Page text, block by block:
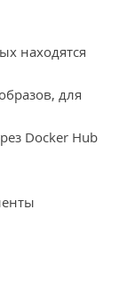
находятся
для
Docker Hub